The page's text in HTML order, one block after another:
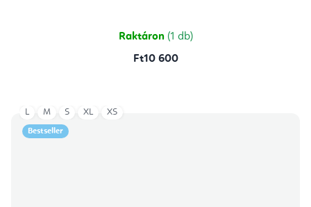
Raktáron (1 db)
Ft10 600
Bestseller
L M S XL XS